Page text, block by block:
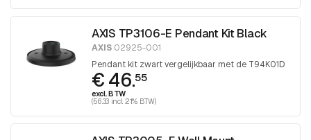
AXIS TP3106-E Pendant Kit Black
AXIS02925-001
Pendant kit zwart vergelijkbaar met de T94K01D
€ 46.55
excl. BTW
(56.33 incl. 21% BTW)